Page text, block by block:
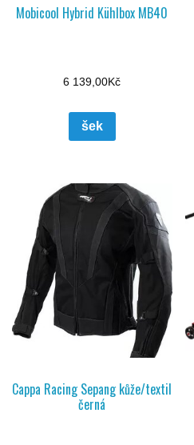
Mobicool Hybrid Kühlbox MB40
6 139,00Kč
šek
Cappa Racing Sepang kůže/textil
černá